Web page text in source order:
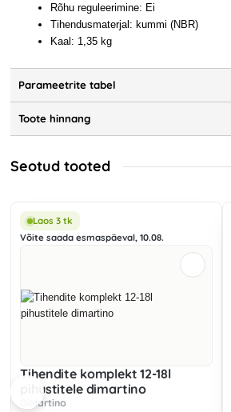
Rõhu reguleerimine: Ei
Tihendusmaterjal: kummi (NBR)
Kaal: 1,35 kg
Parameetrite tabel
Toote hinnang
Seotud tooted
Laos 3 tk
Võite saada esmaspäeval, 10.08.
Tihendite komplekt 12-18l
pihustitele dimartino
DiMartino